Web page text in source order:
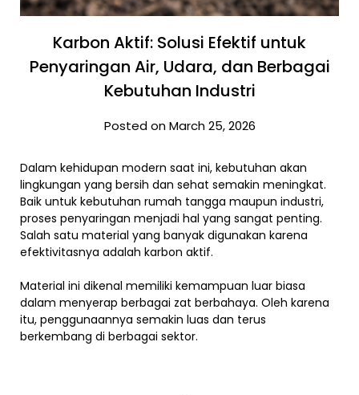
Karbon Aktif: Solusi Efektif untuk
Penyaringan Air, Udara, dan Berbagai
Kebutuhan Industri
Posted on March 25, 2026
Dalam kehidupan modern saat ini, kebutuhan akan
lingkungan yang bersih dan sehat semakin meningkat.
Baik untuk kebutuhan rumah tangga maupun industri,
proses penyaringan menjadi hal yang sangat penting.
Salah satu material yang banyak digunakan karena
efektivitasnya adalah karbon aktif.
Material ini dikenal memiliki kemampuan luar biasa
dalam menyerap berbagai zat berbahaya. Oleh karena
itu, penggunaannya semakin luas dan terus
berkembang di berbagai sektor.